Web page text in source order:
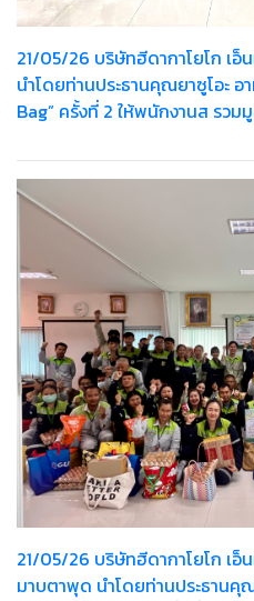
21/05/26 บริษัทฮีดากาโยโก เอ็นเตอร์ไพรส์ จำกัด สาขาบ่อวิน
นำโดยท่านประธานคุณยาซูโอะ อ
Bag” ครั้งที่ 2 ให้พนักงานส ร
21/05/26 บริษัทฮีดากาโยโก เอ็
มาบตาพุด นำโดยท่านประธานคุณย